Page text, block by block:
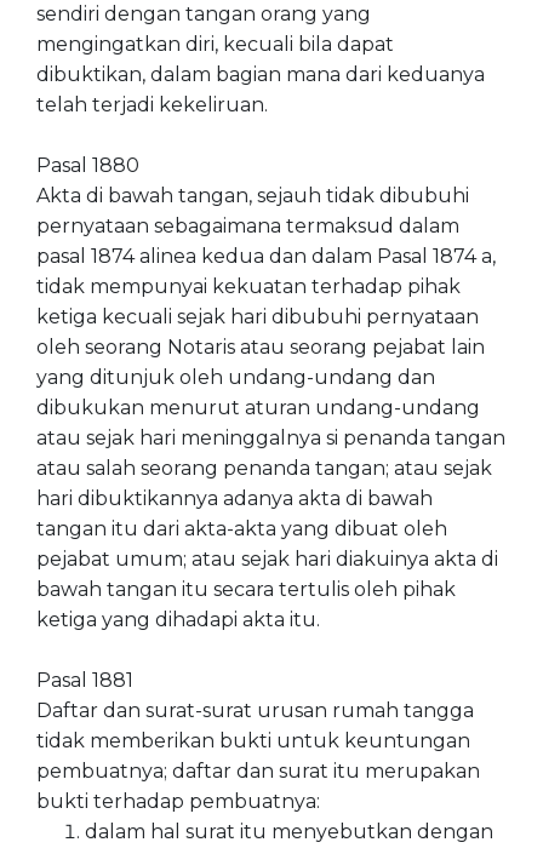
sendiri dengan tangan orang yang
mengingatkan diri, kecuali bila dapat
dibuktikan, dalam bagian mana dari keduanya
telah terjadi kekeliruan.
Pasal 1880
Akta di bawah tangan, sejauh tidak dibubuhi
pernyataan sebagaimana termaksud dalam
pasal 1874 alinea kedua dan dalam Pasal 1874 a,
tidak mempunyai kekuatan terhadap pihak
ketiga kecuali sejak hari dibubuhi pernyataan
oleh seorang Notaris atau seorang pejabat lain
yang ditunjuk oleh undang-undang dan
dibukukan menurut aturan undang-undang
atau sejak hari meninggalnya si penanda tangan
atau salah seorang penanda tangan; atau sejak
hari dibuktikannya adanya akta di bawah
tangan itu dari akta-akta yang dibuat oleh
pejabat umum; atau sejak hari diakuinya akta di
bawah tangan itu secara tertulis oleh pihak
ketiga yang dihadapi akta itu.
Pasal 1881
Daftar dan surat-surat urusan rumah tangga
tidak memberikan bukti untuk keuntungan
pembuatnya; daftar dan surat itu merupakan
bukti terhadap pembuatnya:
dalam hal surat itu menyebutkan dengan